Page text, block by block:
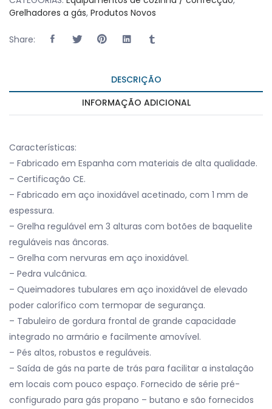
Grelhadores a gás, Produtos Novos
Share:
DESCRIÇÃO
INFORMAÇÃO ADICIONAL
Características:
– Fabricado em Espanha com materiais de alta qualidade.
– Certificação CE.
– Fabricado em aço inoxidável acetinado, com 1 mm de
espessura.
– Grelha regulável em 3 alturas com botões de baquelite
reguláveis nas âncoras.
– Grelha com nervuras em aço inoxidável.
– Pedra vulcânica.
– Queimadores tubulares em aço inoxidável de elevado
poder calorífico com termopar de segurança.
– Tabuleiro de gordura frontal de grande capacidade
integrado no armário e facilmente amovível.
– Pés altos, robustos e reguláveis.
– Saída de gás na parte de trás para facilitar a instalação
em locais com pouco espaço. Fornecido de série pré-
configurado para gás propano – butano e são fornecidos